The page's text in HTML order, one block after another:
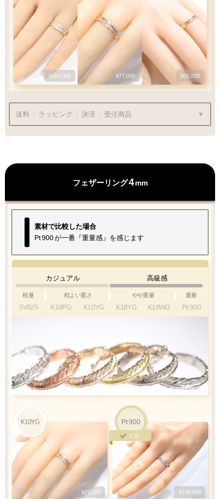
¥154,000 ¥77,000 ¥55,000
送料 ラッピング 決済 受注商品
ラッピングも承っております
プレゼント用でも安心してご利用いただけます
Q&A
ラッピング
お届けします
Q&A
ご利用回数
ご利用限度額
1回のお買い物
¥300,000迄
銀行振込
ご注文完了後、メールに記載の指定口座へ
『
5日以内 』にお振込をお願い致します
振込手数料
お客様ご負担で
お願い致します
フェザーリング4mm
素材で比較した場合
Pt900が一番『重量感』を感じます
カジュアル 高級感
軽量 程よい重さ やや重量 重量
SV925 K10PG K10YG K18YG K18WG Pt 900
K10YG
¥77,000
Pt900
人気
¥198,000